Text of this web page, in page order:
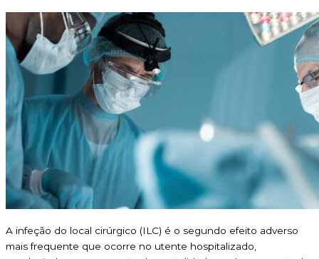
A infeção do local cirúrgico (ILC) é o segundo efeito adverso
mais frequente que ocorre no utente hospitalizado,